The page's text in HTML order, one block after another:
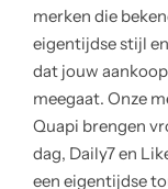
merken die
eigentijdse stijl
dat jouw
meegaat. Onze
Quapi brengen
dag, Daily7 en
een eigentijdse